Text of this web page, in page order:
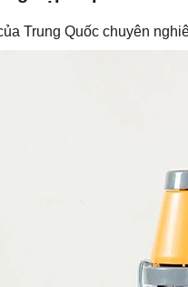
Trung Quốc chuyên